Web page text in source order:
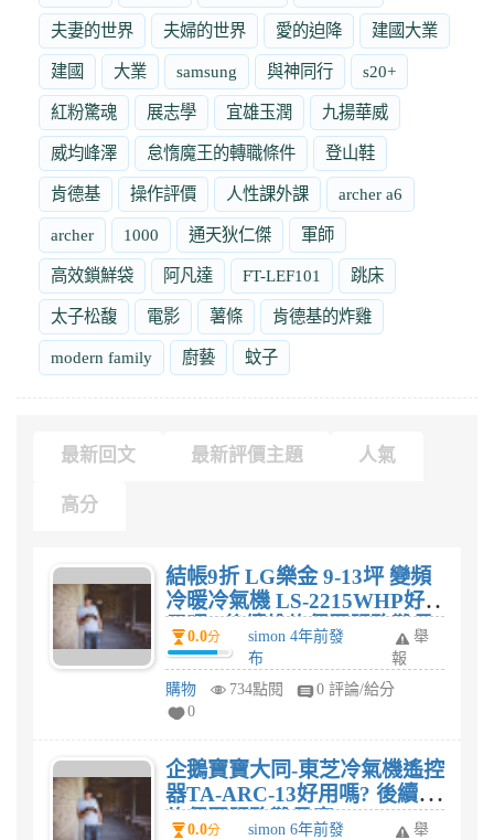
夫妻的世界 夫婦的世界 愛的迫降 建國大業
建國 大業 samsung 與神同行 s20+
紅粉驚魂 展志學 宜雄玉潤 九揚華威
威均峰澤 怠惰魔王的轉職條件 登山鞋
肯德基 操作評價 人性課外課 archer a6
archer 1000 通天狄仁傑 軍師
高效鎖鮮袋 阿凡達 FT-LEF101 跳床
太子松馥 電影 薯條 肯德基的炸雞
modern family 廚藝 蚊子
最新回文 最新評價主題 人氣
高分
結帳9折 LG樂金 9-13坪 變頻
冷暖冷氣機 LS-2215WHP好
用嗎? 後續維修保固服務難易
度?
0.0分
simon 4年前發
布
舉
報
購物
734點閱
0 評論/給分
0
企鵝寶寶大同-東芝冷氣機遙控
器TA-ARC-13好用嗎? 後續維
修保固服務難易度?
0.0分
simon 6年前發
舉